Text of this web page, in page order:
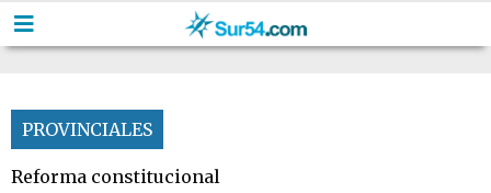
PROVINCIALES
Reforma constitucional